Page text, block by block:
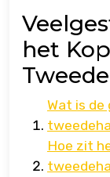
het
Wat is de
Hoe zit